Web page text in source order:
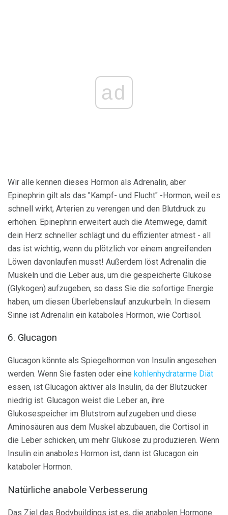
ad
Wir alle kennen dieses Hormon als Adrenalin, aber
Epinephrin gilt als das "Kampf- und Flucht" -Hormon, weil es
schnell wirkt, Arterien zu verengen und den Blutdruck zu
erhöhen. Epinephrin erweitert auch die Atemwege, damit
dein Herz schneller schlägt und du effizienter atmest - all
das ist wichtig, wenn du plötzlich vor einem angreifenden
Löwen davonlaufen musst! Außerdem löst Adrenalin die
Muskeln und die Leber aus, um die gespeicherte Glukose
(Glykogen) aufzugeben, so dass Sie die sofortige Energie
haben, um diesen Überlebenslauf anzukurbeln. In diesem
Sinne ist Adrenalin ein kataboles Hormon, wie Cortisol.
6. Glucagon
Glucagon könnte als Spiegelhormon von Insulin angesehen
werden. Wenn Sie fasten oder eine kohlenhydratarme Diät
essen, ist Glucagon aktiver als Insulin, da der Blutzucker
niedrig ist. Glucagon weist die Leber an, ihre
Glukosespeicher im Blutstrom aufzugeben und diese
Aminosäuren aus dem Muskel abzubauen, die Cortisol in
die Leber schicken, um mehr Glukose zu produzieren. Wenn
Insulin ein anaboles Hormon ist, dann ist Glucagon ein
kataboler Hormon.
Natürliche anabole Verbesserung
Das Ziel des Bodybuildings ist es, die anabolen Hormone